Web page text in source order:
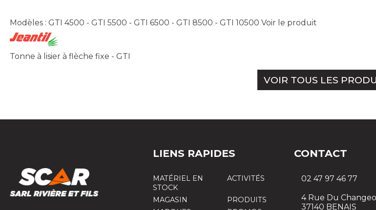
Modèles : GTI 4500 - GTI 5500 - GTI 6500 - GTI 8500 - GTI 10500 Voir le produit
Tonne à lisier à flèche fixe - GTI
VOIR TOUS LES
LIENS RAPIDES
MATÉRIEL EN
STOCK
ACTIVITÉS
MAGASIN
PRODUITS
CONTACT
02 47 97 46 77
4 Rue Du
37140 BENAIS